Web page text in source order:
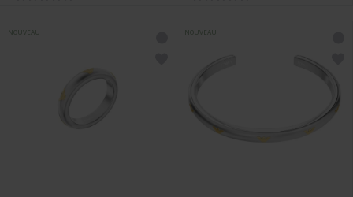
NOUVEAU NOUVEAU